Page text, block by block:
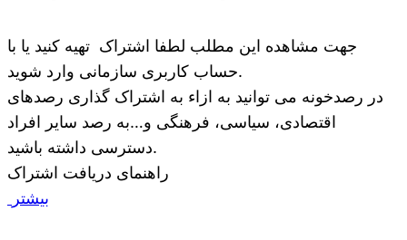
جهت مشاهده این مطلب لطفا اشتراک تهیه کنید یا با
حساب کاربری سازمانی وارد شوید.
در رصدخونه می توانید به ازاء به اشتراک گذاری رصدهای
اقتصادی، سیاسی، فرهنگی و…به رصد سایر افراد
دسترسی داشته باشید.
راهنمای دریافت اشتراک
بیشتر